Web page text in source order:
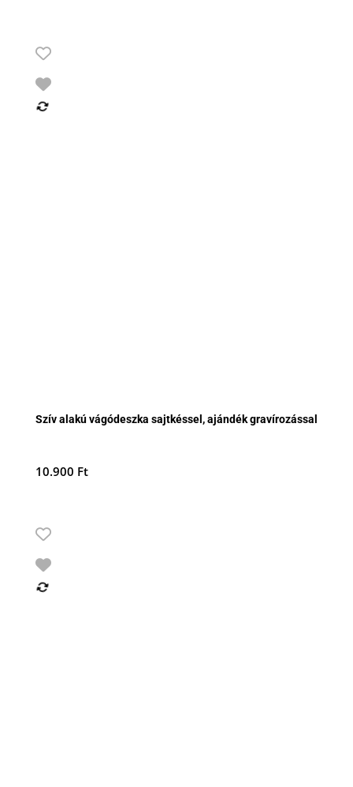
Szív alakú vágódeszka sajtkéssel, ajándék gravírozással
10.900 Ft